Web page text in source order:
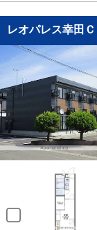
レオパレス幸田Ｃ